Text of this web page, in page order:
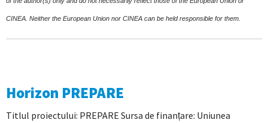
CINEA. Neither the European Union nor CINEA can be held responsible for them.
Horizon PREPARE
Titlul proiectului: PREPARE Sursa de finanțare: Uniunea